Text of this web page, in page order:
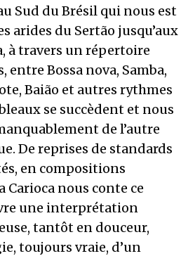
Sud du Brésil qui nous est
arides du Sertão jusqu’aux
à travers un répertoire
entre Bossa nova, Samba,
Baião et autres rythmes
se succèdent et nous
de l’autre
De reprises de standards
en compositions
Carioca nous conte ce
une interprétation
tantôt en douceur,
toujours vraie, d’un